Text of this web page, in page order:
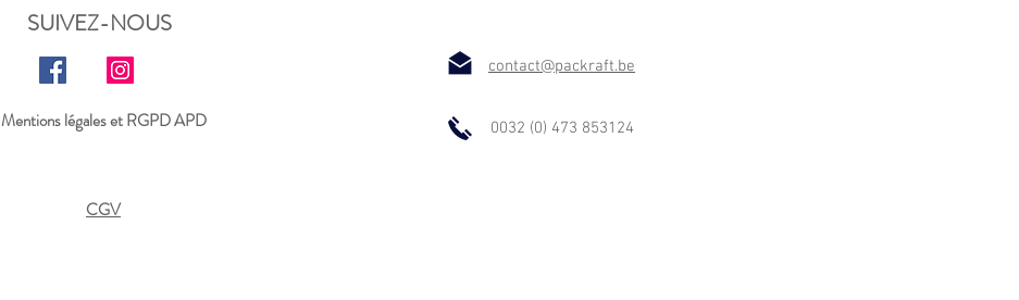
SUIVEZ-NOUS
Mentions légales et RGPD APD
contact@packraft.be
0032 (0) 473 853124
CGV